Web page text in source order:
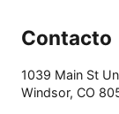
Contacto
1039 Main St
Windsor, CO